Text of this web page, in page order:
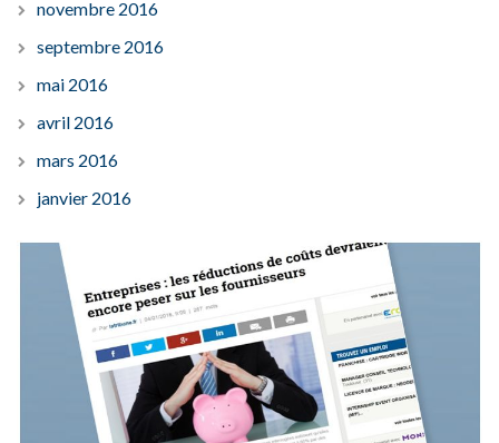
novembre 2016
septembre 2016
mai 2016
avril 2016
mars 2016
janvier 2016